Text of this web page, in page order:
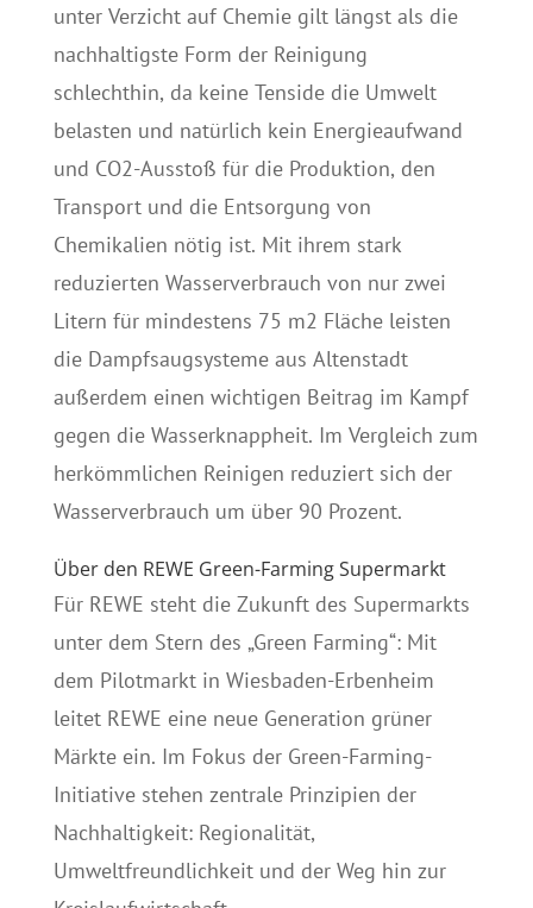
unter Verzicht auf Chemie gilt längst als die
nachhaltigste Form der Reinigung
schlechthin, da keine Tenside die Umwelt
belasten und natürlich kein Energieaufwand
und CO2-Ausstoß für die Produktion, den
Transport und die Entsorgung von
Chemikalien nötig ist. Mit ihrem stark
reduzierten Wasserverbrauch von nur zwei
Litern für mindestens 75 m2 Fläche leisten
die Dampfsaugsysteme aus Altenstadt
außerdem einen wichtigen Beitrag im Kampf
gegen die Wasserknappheit. Im Vergleich zum
herkömmlichen Reinigen reduziert sich der
Wasserverbrauch um über 90 Prozent.
Über den REWE Green-Farming Supermarkt
Für REWE steht die Zukunft des Supermarkts
unter dem Stern des „Green Farming“: Mit
dem Pilotmarkt in Wiesbaden-Erbenheim
leitet REWE eine neue Generation grüner
Märkte ein. Im Fokus der Green-Farming-
Initiative stehen zentrale Prinzipien der
Nachhaltigkeit: Regionalität,
Umweltfreundlichkeit und der Weg hin zur